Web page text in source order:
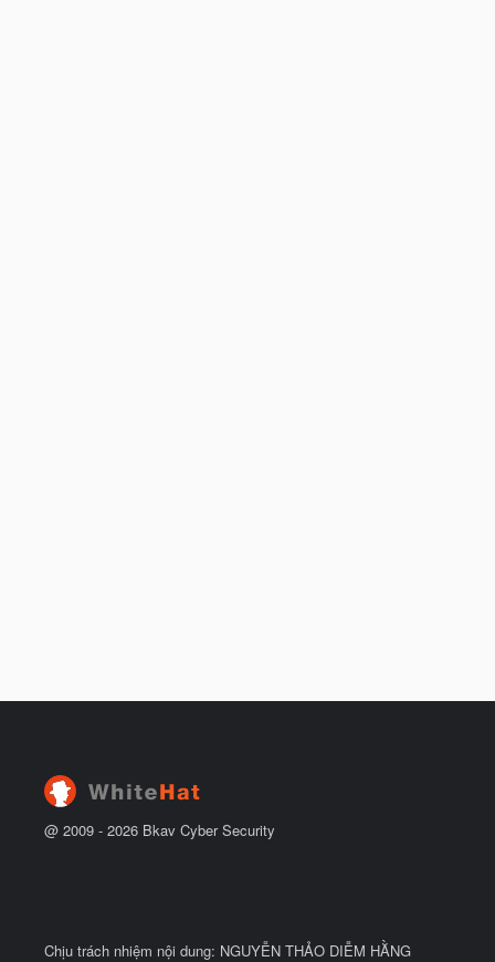
@ 2009 - 2026 Bkav Cyber Security
Chịu trách nhiệm nội dung: NGUYỄN THẢO DIỄM HẰNG